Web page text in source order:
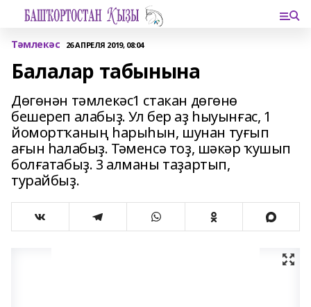
Тәмлекәс 26 АПРЕЛЯ 2019, 08:04
Балалар табынына
Дөгөнән тәмлекәс1 стакан дөгөнө
бешереп алабыҙ. Ул бер аҙ һыуынғас, 1
йомортҡаның һарыһын, шунан туғып
ағын һалабыҙ. Тәменсә тоҙ, шәкәр ҡушып
болғатабыҙ. 3 алманы таҙартып,
турайбыҙ.